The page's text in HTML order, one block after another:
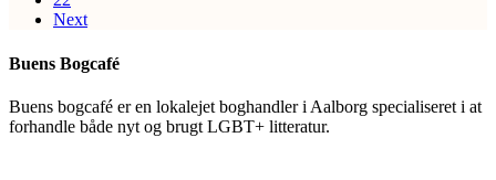
Next
Buens Bogcafé
Buens bogcafé er en lokalejet boghandler i Aalborg specialiseret i at
forhandle både nyt og brugt LGBT+ litteratur.